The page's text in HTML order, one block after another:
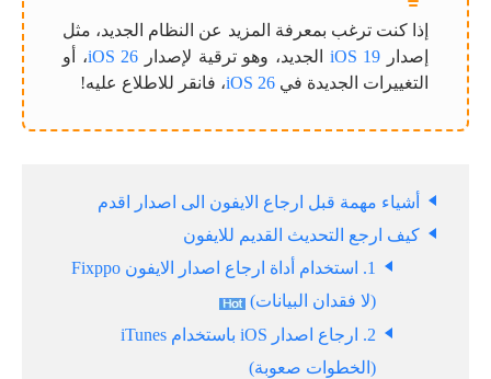
إذا كنت ترغب بمعرفة المزيد عن النظام الجديد، مثل
إصدار iOS 19 الجديد، وهو ترقية لإصدار iOS 26، أو
التغييرات الجديدة في iOS 26، فانقر للاطلاع عليه!
أشياء مهمة قبل ارجاع الايفون الى اصدار اقدم
كيف ارجع التحديث القديم للايفون
1. استخدام أداة ارجاع اصدار الايفون Fixppo
(لا فقدان البيانات)
2. ارجاع اصدار iOS باستخدام iTunes
(الخطوات صعوبة)